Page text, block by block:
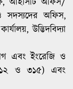
সদস্যদের অফিস,
উদ্ভিদবিদ্যা
এবং ইংরেজি ও
৩১২ ও ৩১৫) এবং